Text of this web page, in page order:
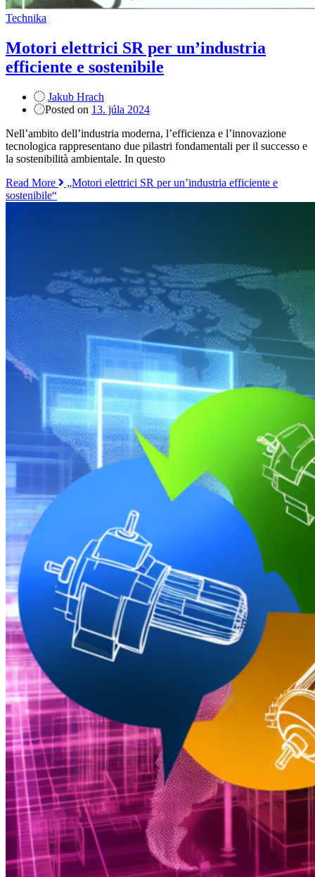
Technika
Motori elettrici SR per un’industria
efficiente e sostenibile
Jakub Hrach
Posted on 13. júla 2024
Nell’ambito dell’industria moderna, l’efficienza e l’innovazione
tecnologica rappresentano due pilastri fondamentali per il successo e
la sostenibilità ambientale. In questo
Read More
„Motori elettrici SR per un’industria efficiente e
sostenibile“